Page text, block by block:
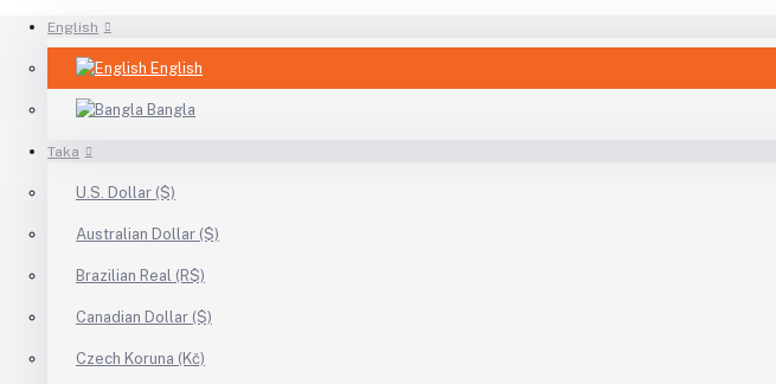
English
English
Bangla
Taka
U.S. Dollar ($)
Australian Dollar ($)
Brazilian Real (R$)
Canadian Dollar ($)
Czech Koruna (Kč)